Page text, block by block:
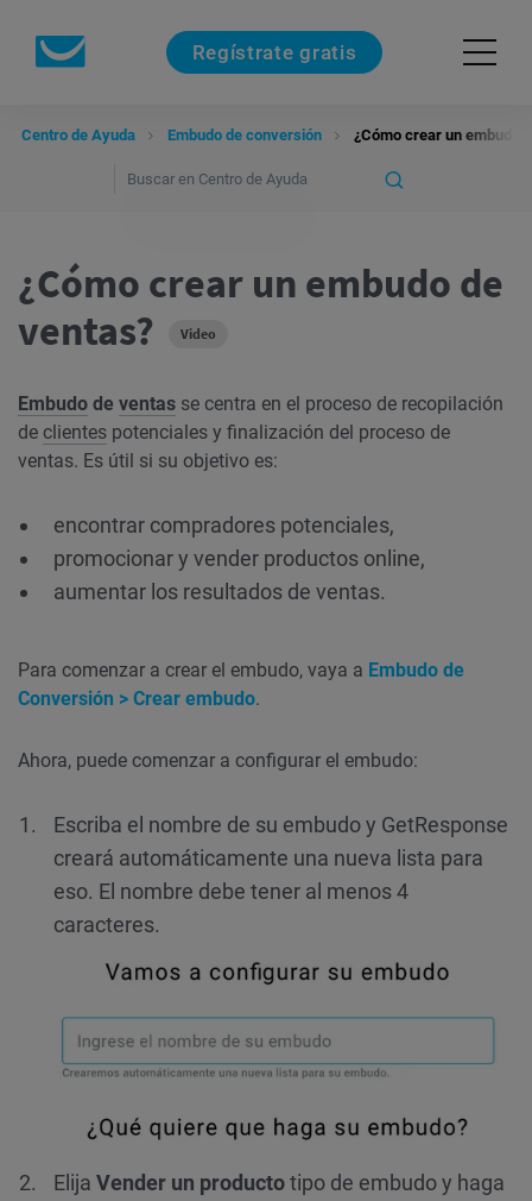
Regístrate gratis
Centro de Ayuda Embudo de conversión ¿Cómo crear un embudo
¿Cómo crear un embudo de
ventas?
Video
Embudo de ventas se centra en el proceso de recopilación
de clientes potenciales y finalización del proceso de
ventas. Es útil si su objetivo es:
encontrar compradores potenciales,
promocionar y vender productos online,
aumentar los resultados de ventas.
Para comenzar a crear el embudo, vaya a Embudo de
Conversión > Crear embudo.
Ahora, puede comenzar a configurar el embudo:
Escriba el nombre de su embudo y GetResponse
creará automáticamente una nueva lista para
eso. El nombre debe tener al menos 4
caracteres.
Elija Vender un productotipo de embudo y haga